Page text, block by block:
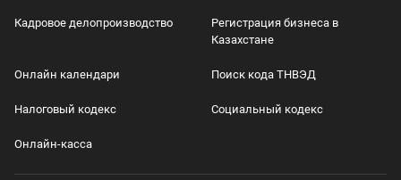
Кадровое делопроизводство
Регистрация бизнеса в
Казахстане
Онлайн календари Поиск кода ТНВЭД
Налоговый кодекс Социальный кодекс
Онлайн-касса